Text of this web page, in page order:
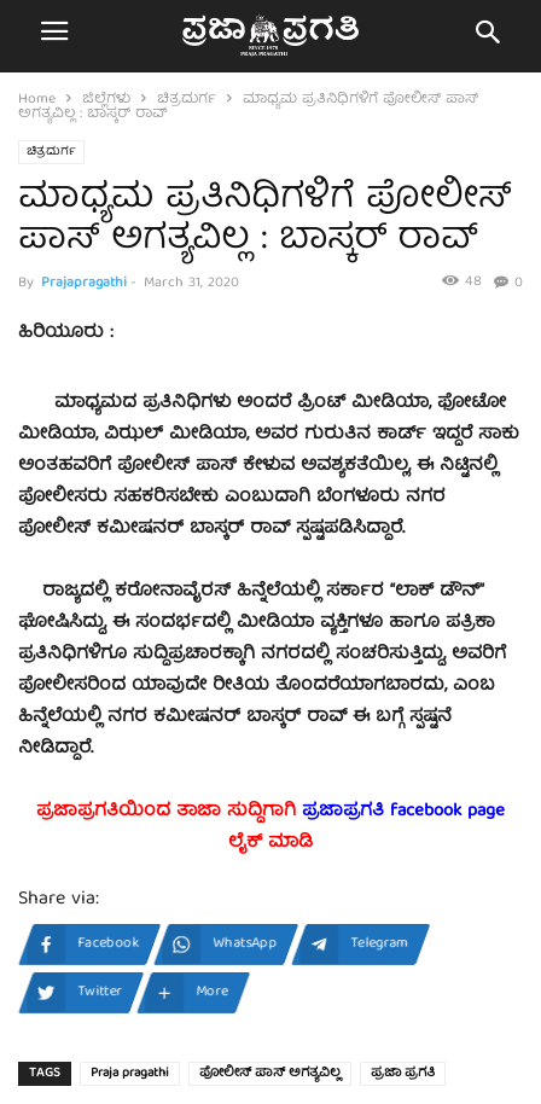
Home ಜಿಲ್ಲೆಗಳು ಚಿತ್ರದುರ್ಗ ಮಾಧ್ಯಮ ಪ್ರತಿನಿಧಿಗಳಿಗೆ ಪೋಲೀಸ್ ಪಾಸ್
ಅಗತ್ಯವಿಲ್ಲ : ಬಾಸ್ಕರ್ ರಾವ್
ಚಿತ್ರದುರ್ಗ
ಮಾಧ್ಯಮ ಪ್ರತಿನಿಧಿಗಳಿಗೆ ಪೋಲೀಸ್
ಪಾಸ್ ಅಗತ್ಯವಿಲ್ಲ : ಬಾಸ್ಕರ್ ರಾವ್
By Prajapragathi- March 31, 2020 0
48
ಹಿರಿಯೂರು :
ಮಾಧ್ಯಮದ ಪ್ರತಿನಿಧಿಗಳು ಅಂದರೆ ಪ್ರಿಂಟ್ ಮೀಡಿಯಾ, ಫೋಟೋ
ಮೀಡಿಯಾ, ವಿಝಲ್ ಮೀಡಿಯಾ, ಅವರ ಗುರುತಿನ ಕಾರ್ಡ್ ಇದ್ದರೆ ಸಾಕು
ಅಂತಹವರಿಗೆ ಪೋಲೀಸ್ ಪಾಸ್ ಕೇಳುವ ಅವಶ್ಯಕತೆಯಿಲ್ಲ, ಈ ನಿಟ್ಟಿನಲ್ಲಿ
ಪೋಲೀಸರು ಸಹಕರಿಸಬೇಕು ಎಂಬುದಾಗಿ ಬೆಂಗಳೂರು ನಗರ
ಪೋಲೀಸ್ ಕಮೀಷನರ್ ಬಾಸ್ಕರ್ ರಾವ್ ಸ್ಪಷ್ಟಪಡಿಸಿದ್ದಾರೆ.
ರಾಜ್ಯದಲ್ಲಿ ಕರೋನಾವೈರಸ್ ಹಿನ್ನೆಲೆಯಲ್ಲಿ ಸರ್ಕಾರ “ಲಾಕ್ ಡೌನ್”
ಘೋಷಿಸಿದ್ದು, ಈ ಸಂದರ್ಭದಲ್ಲಿ ಮೀಡಿಯಾ ವ್ಯಕ್ತಿಗಳೂ ಹಾಗೂ ಪತ್ರಿಕಾ
ಪ್ರತಿನಿಧಿಗಳಿಗೂ ಸುದ್ದಿಪ್ರಚಾರಕ್ಕಾಗಿ ನಗರದಲ್ಲಿ ಸಂಚರಿಸುತ್ತಿದ್ದು, ಅವರಿಗೆ
ಪೋಲೀಸರಿಂದ ಯಾವುದೇ ರೀತಿಯ ತೊಂದರೆಯಾಗಬಾರದು, ಎಂಬ
ಹಿನ್ನೆಲೆಯಲ್ಲಿ ನಗರ ಕಮೀಷನರ್ ಬಾಸ್ಕರ್ ರಾವ್ ಈ ಬಗ್ಗೆ ಸ್ಪಷ್ಟನೆ
ನೀಡಿದ್ದಾರೆ.
ಪ್ರಜಾಪ್ರಗತಿಯಿಂದ ತಾಜಾ ಸುದ್ದಿಗಾಗಿಪ್ರಜಾಪ್ರಗತಿ facebook page
ಲೈಕ್ ಮಾಡಿ
Share via:
Facebook WhatsApp
Telegram
Twitter
More
TAGS Praja pragathi ಪೋಲೀಸ್ ಪಾಸ್ ಅಗತ್ಯವಿಲ್ಲ ಪ್ರಜಾ ಪ್ರಗತಿ